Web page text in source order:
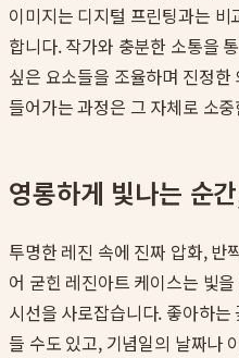
이미지는 디지털 프린팅과는
합니다. 작가와 충분한 소통을
싶은 요소들을 조율하며 진정한
들어가는 과정은 그 자체로 소
영롱하게 빛나는 순
투명한 레진 속에 진짜 압화, 반
어 굳힌 레진아트 케이스는 빛
시선을 사로잡습니다. 좋아하
들 수도 있고, 기념일의 날짜나